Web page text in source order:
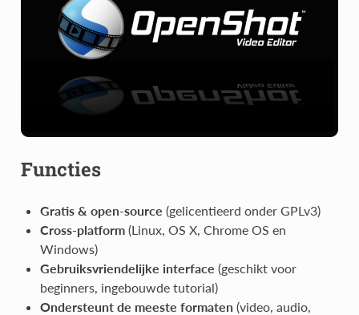
Functies
Gratis & open-source (gelicentieerd onder GPLv3)
Cross-platform(Linux, OS X, Chrome OS en
Windows)
Gebruiksvriendelijke interface (geschikt voor
beginners, ingebouwde tutorial)
Ondersteunt de meeste formaten(video, audio,